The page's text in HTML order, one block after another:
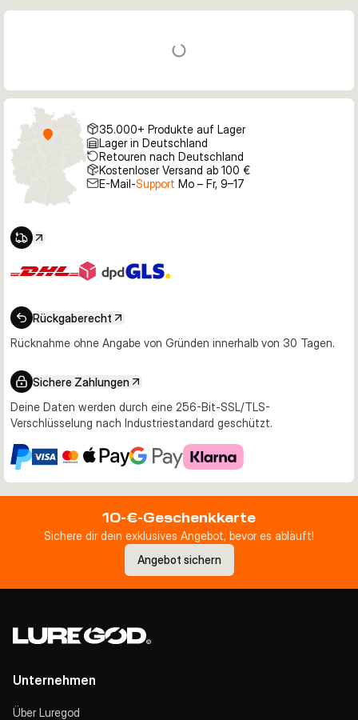
fischen, wenn eine etwas hängerärmere Präsentation
gefragt ist. Damit ist die Serie eine praktische Wahl für
suchen.
Wofür die Serie gedacht ist
Die Fox Rage Forktail Reihe steht insgesamt für subtile
Schwanzaktion, realistisches Profil und flexible
Montagemöglichkeiten. Sie richtet sich an Raubfischangler,
die Hecht und Zander mit kontrollierter, natürlicher
35.000+ Produkte auf Lager
Lager in Deutschland
Retouren nach Deutschland
Kostenloser Versand ab 100 €
E-Mail-Support Mo – Fr, 9–17
Rückgaberecht
Rücknahme ohne Angabe von Gründen innerhalb von 30 Tagen.
Sichere Zahlungen
Deine Daten werden durch eine 256-Bit-SSL/TLS-
Verschlüsselung nach Industriestandard geschützt.
10-€-Geschenkkarte
Sichere dir dein exklusives Angebot, bevor es abläuft!
Angebot sichern
Unternehmen
Über Luregod